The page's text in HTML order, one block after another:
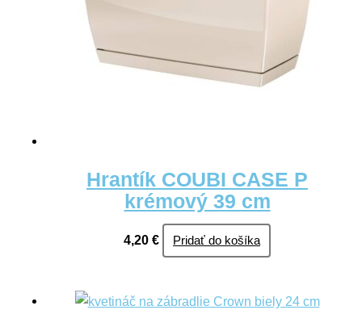
Hrantík COUBI CASE P
krémový 39 cm
4,20 € Pridať do košíka